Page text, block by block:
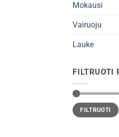
Mokausi
Vairuoju
Lauke
FILTRUOTI
Min
kaina
Maks
kainaFILTRUOTI